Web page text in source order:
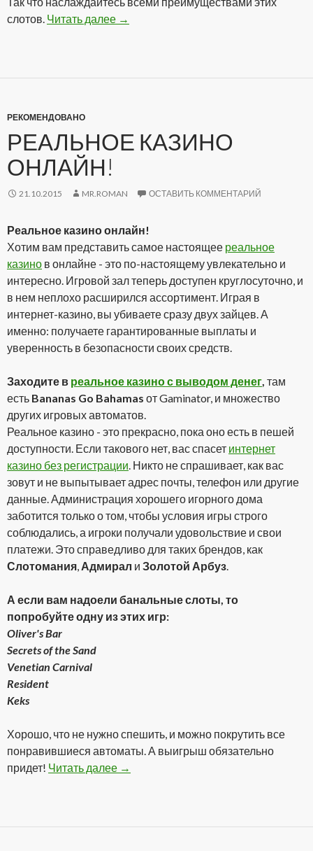
слотов. Читать далее Аппараты онлайн на реальные
→
РЕКОМЕНДОВАНО
РЕАЛЬНОЕ КАЗИНО
ОНЛАЙН!
21.10.2015 MR.ROMAN ОСТАВИТЬ КОММЕНТАРИЙ
Реальное казино онлайн!
Хотим вам представить самое настоящее реальное
казино в онлайне - это по-настоящему увлекательно и
интересно. Игровой зал теперь доступен круглосуточно, и
в нем неплохо расширился ассортимент. Играя в
интернет-казино, вы убиваете сразу двух зайцев. А
именно: получаете гарантированные выплаты и
уверенность в безопасности своих средств.
Заходите в реальное казино с выводом денег, там
есть Bananas Go Bahamas от Gaminator, и множество
других игровых автоматов.
Реальное казино - это прекрасно, пока оно есть в пешей
доступности. Если такового нет, вас спасет интернет
казино без регистрации. Никто не спрашивает, как вас
зовут и не выпытывает адрес почты, телефон или другие
данные. Администрация хорошего игорного дома
заботится только о том, чтобы условия игры строго
соблюдались, а игроки получали удовольствие и свои
платежи. Это справедливо для таких брендов, как
Слотомания, Адмирал и Золотой Арбуз.
А если вам надоели банальные слоты, то
попробуйте одну из этих игр:
Oliver's Bar
Secrets of the Sand
Venetian Carnival
Resident
Keks
Хорошо, что не нужно спешить, и можно покрутить все
понравившиеся автоматы. А выигрыш обязательно
придет! Читать далее Реальное казино онлайн!
→